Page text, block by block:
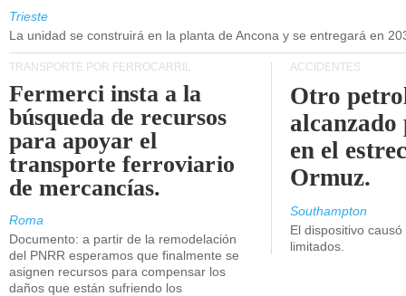
Trieste
La unidad se construirá en la planta de Ancona y se entregará en
TRANSPORTE POR FERROCARRIL
Fermerci insta a la
búsqueda de recursos
para apoyar el
transporte ferroviario
de mercancías.
Roma
Documento: a partir de la remodelación
del PNRR esperamos que finalmente se
asignen recursos para compensar los
daños que están sufriendo los
ACCIDENTES
Otro
en el
Ormuz.
Southampton
El dispositivo
limitados.